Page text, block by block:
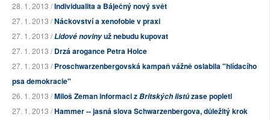
28. 1. 2013 /Individualita a Báječný nový svět
27. 1. 2013 /Náckovství a xenofobie v praxi
27. 1. 2013 /Lidové novinyuž nebudu kupovat
27. 1. 2013 /Drzá arogance Petra Holce
27. 1. 2013 /Proschwarzenbergovská kampaň vážně oslabila "hlídacího
psa demokracie"
26. 1. 2013 /Miloš Zeman informaci zBritských listůzase popletl
27. 1. 2013 /Hammer -- jasná slova Schwarzenbergova, důležitý krok